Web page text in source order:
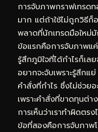
การจับภาพกราฟเทรดท
มาก แต่ถ้าใช้ไม่ถูกวิธีก็
พลาดที่นักเทรดมือใหม่
ข้อแรกคือการจับภาพแ
รู้สึกภูมิใจที่ได้กำไรก็เ
อยากจะจับเพราะรู้สึกแ
คำสั่งที่กำไร ซึ่งไม่ช่วย
เพราะคำสั่งที่ขาดทุนต่
การเห็นว่าเราทำผิดตร
ข้อที่สองคือการจับภาพ